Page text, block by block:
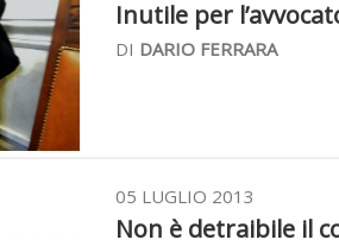
Inutile per
DI DARIO FERRARA
05 LUGLIO 2013
Non è detraibile il